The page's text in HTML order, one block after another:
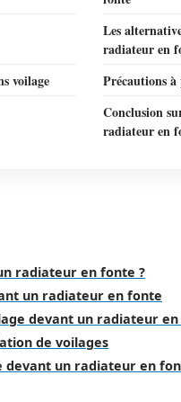
Les
radiateur en
voilage
Précautions
Conclusion
radiateur en
radiateur en fonte ?
un radiateur en fonte
devant un radiateur
de voilages
devant un radiateur en